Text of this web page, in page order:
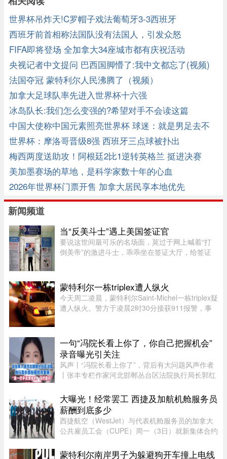
世界杯吊炸天!C罗帽子戏法葡萄牙3-3西班牙
西班牙前首相称法国队没有法国人，引发众怒
FIFA即将登场 全加拿大34座城市都有庆祝活动
央视记者中文提问 巴西国脚懵了:我中文都忘了(视频)
法国夺冠 蒙特利尔人民沸腾了（视频）
加拿大足球队率先进入世界杯十六强
冰岛队长:我们怎么变强的?希望对手不会读这篇
中国大使称中国元素照亮世界杯 球迷：就是男足去不
了
世界杯：摩洛哥晋级8强 西班牙三点球被扑出
梅西两度送助攻！阿根廷2比1逆转英格兰 挺进决赛
美加墨赛场的草地，是科学家数十年的心血
2026年世界杯门票开售 加拿大居民享本地优先
新闻频道
当“反美斗士”遇上美国签证官
要说这世间最可乐的名场面，莫过于网上喊着“打
倒美帝”的激进斗士，乖乖坐在签证大厅，给签证
美狠话少了许多，火药味也 ...
蒙特利尔一栋triplex遭人纵火
今天周二凌晨，蒙特利尔Saint-Michel一栋triplex疑
遭人纵火。警方于凌晨2时30分接获911报警，事
现了助燃物，初步调查显示 ...
一句“冯院长看上你了，你自己把握机会”
录音曝光引关注
风声丨“冯院长看上你了”，背后有大问题风声作者
丨张丰专栏作家河北邯郸丛台区法院执行局长郭红
钱，给我送点钱”，“你长得漂亮……冯院长看上你
了，我可以从中促成，你 ...
大曝光！经常罢工 西捷及加航机舱服务员
薪酬到底多少
西捷航空（WestJet）与代表机舱服务员的加拿大
公共雇员工会（CUPE）周一（3日）就新集体合约
西捷航空周一在官网公布的薪酬资料，该公司机舱
蒙特利尔南岸男子为躲避狗开车撞上电线